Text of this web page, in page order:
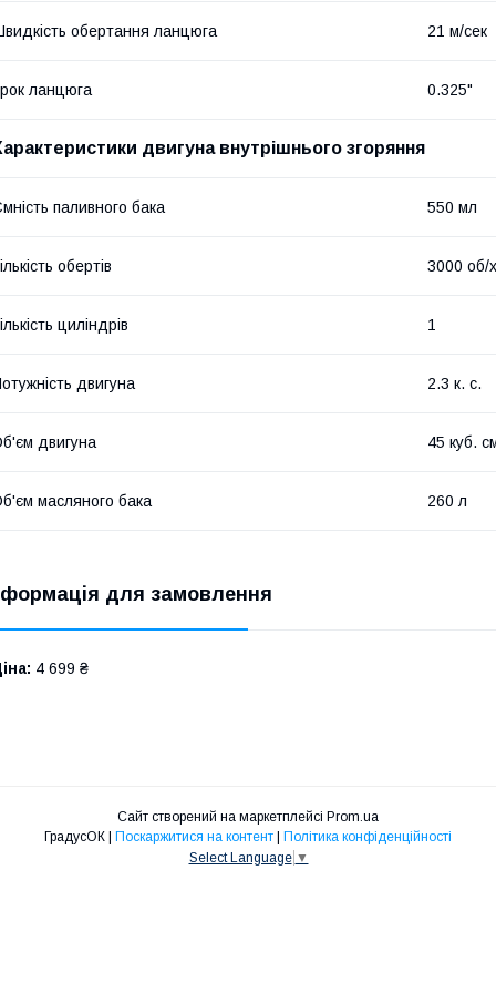
обертання ланцюга 21 м/сек
ланцюга 0.325"
двигуна внутрішнього згоряння
паливного бака 550 мл
обертів 3000 об/
циліндрів 1
двигуна 2.3 к. с.
двигуна 45 куб.
масляного бака 260 л
для замовлення
4 699 ₴
Сайт створений на маркетплейсі Prom.ua
Поскаржитися на контент
Політика конфіденційності
Select Language ▼